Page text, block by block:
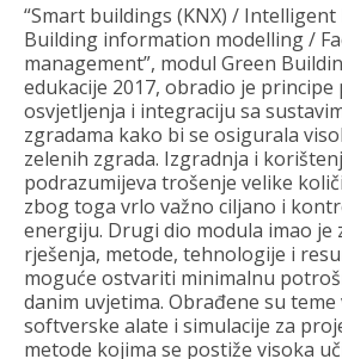
“Smart buildings (KNX) /
Building information modelling /
management”, modul Green
edukacije 2017, obradio je
osvjetljenja i integraciju sa
zgradama kako bi se osigurala
zelenih zgrada. Izgradnja i
podrazumijeva trošenje velike
zbog toga vrlo važno ciljano i
energiju. Drugi dio modula imao je
rješenja, metode, tehnologije i
moguće ostvariti minimalnu
danim uvjetima. Obrađene su teme
softverske alate i simulacije za
metode kojima se postiže visoka